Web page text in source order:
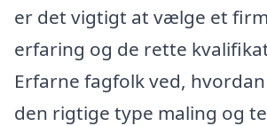
er det vigtigt at vælge et
erfaring og de rette
Erfarne fagfolk ved,
den rigtige type maling og